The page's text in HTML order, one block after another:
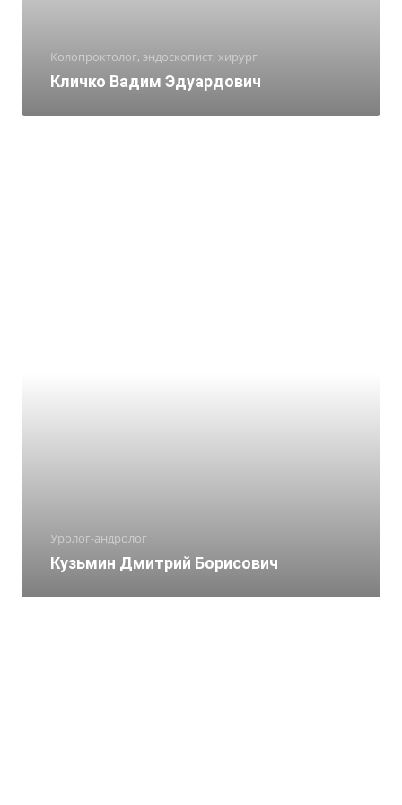
Колопроктолог, эндоскопист, хирург
Кличко Вадим Эдуардович
Уролог-андролог
Кузьмин Дмитрий Борисович